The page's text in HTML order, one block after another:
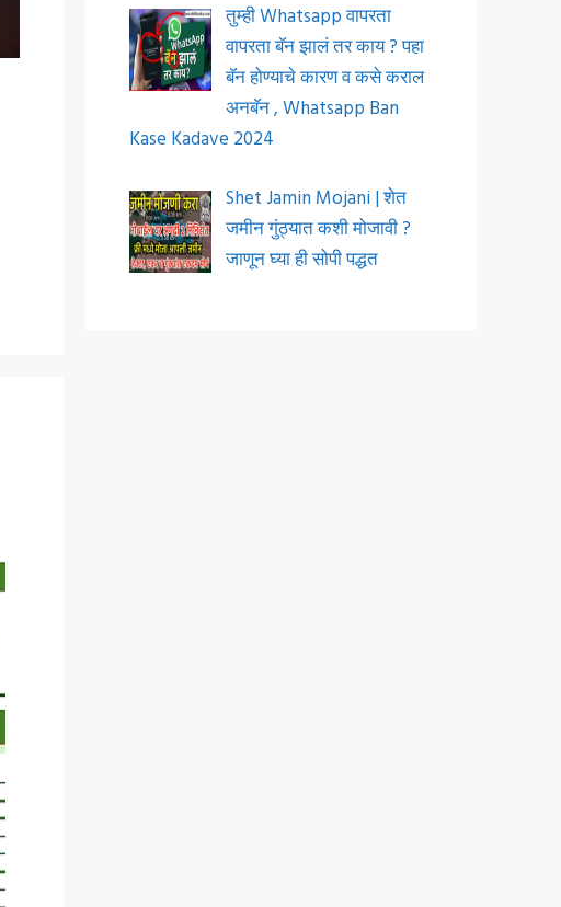
तुम्ही Whatsapp वापरता
वापरता बॅन झालं तर काय ? पहा
बॅन होण्याचे कारण व कसे कराल
अनबॅन , Whatsapp Ban
Kase Kadave 2024
Shet Jamin Mojani | शेत
जमीन गुंठ्यात कशी मोजावी ?
जाणून घ्या ही सोपी पद्धत